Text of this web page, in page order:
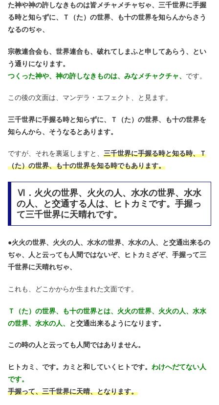
た神や神の許しなきものは皆メチャメチャぢゃ、三千世界に手握
る時と知らずに、Ｔ（た）の世界、も十の世界を知らんからさう
なるのぢゃ、
宗教連合会も、世界連合も、破れてしまふと申してあらう、とい
う通りになります。
つくった神や、神の許しなきものは、みなメチャクチャ、 です。
この後の文面は、マンデラ・エフェクト、と見ます。
三千世界に手握る時と知らずに、Ｔ（た）の世界、も十の世界を
知らんから、そうなるとあります。
ですが、それを裏返しますと、 三千世界に手握る時と知る時、Ｔ
（た）の世界、も十の世界を知る時でもあります。
Ⅵ．火火の世界、火火の人、水水の世界、水水
の人、と交通する人は、ヒトカミです。手握っ
て三千世界に天晴れです。
●火火の世界、火火の人、水水の世界、水水の人、と交通出来るの
ぢゃ、人と云っても人間ではないぞ、ヒトカミざぞ、手握って三
千世界に天晴れぢゃ、
これも、どこかからか生まれた文面です。
Ｔ（た）の世界、も十の世界とは、火火の世界、火火の人、水水
の世界、水水の人、
と交通出来るようになります。
この時の人と云っても人間ではありません。
ヒトカミ、です。カミと和していくヒトです。 わけへだてない人
です。
手握って、三千世界に天晴、となります。